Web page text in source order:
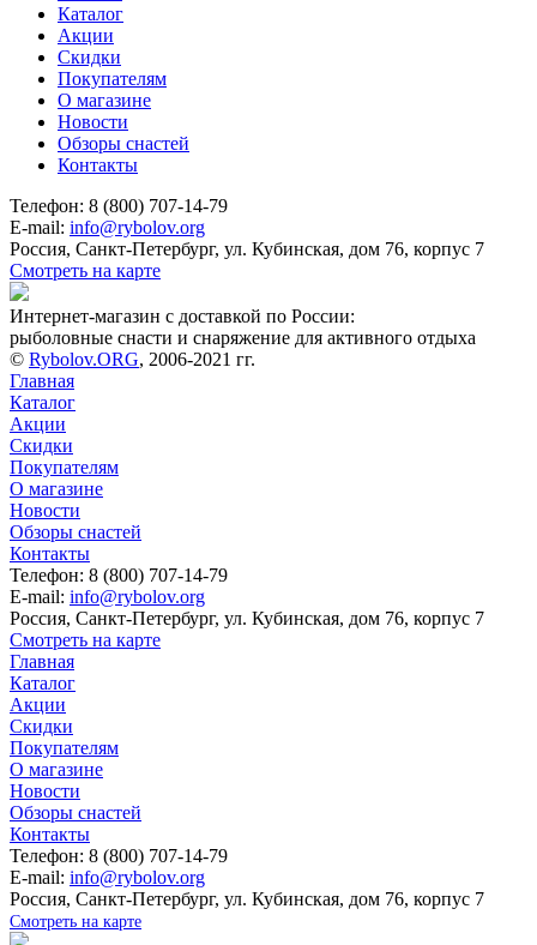
Каталог
Акции
Скидки
Покупателям
О магазине
Новости
Обзоры снастей
Контакты
Телефон: 8 (800) 707-14-79
E-mail: info@rybolov.org
Россия, Санкт-Петербург, ул. Кубинская, дом 76, корпус 7
Смотреть на карте
Интернет-магазин с доставкой по России:
рыболовные снасти и снаряжение для активного отдыха
© Rybolov.ORG, 2006-2021 гг.
Главная
Каталог
Акции
Скидки
Покупателям
О магазине
Новости
Обзоры снастей
Контакты
Телефон: 8 (800) 707-14-79
E-mail: info@rybolov.org
Россия, Санкт-Петербург, ул. Кубинская, дом 76, корпус 7
Смотреть на карте
Главная
Каталог
Акции
Скидки
Покупателям
О магазине
Новости
Обзоры снастей
Контакты
Телефон: 8 (800) 707-14-79
E-mail: info@rybolov.org
Россия, Санкт-Петербург, ул. Кубинская, дом 76, корпус 7
Смотреть на карте